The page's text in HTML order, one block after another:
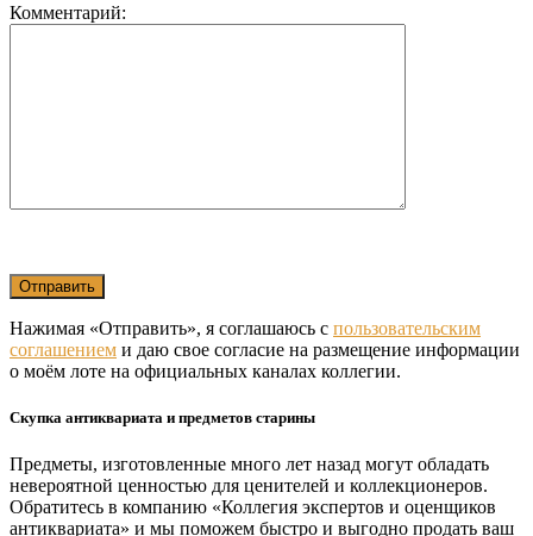
Комментарий:
Нажимая «Отправить», я соглашаюсь с пользовательским
соглашением и даю свое согласие на размещение информации
о моём лоте на официальных каналах коллегии.
Скупка антиквариата и предметов старины
Предметы, изготовленные много лет назад могут обладать
невероятной ценностью для ценителей и коллекционеров.
Обратитесь в компанию «Коллегия экспертов и оценщиков
антиквариата» и мы поможем быстро и выгодно продать ваш